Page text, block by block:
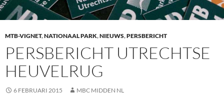
MTB-VIGNET,NATIONAAL PARK,NIEUWS,PERSBERICHT
PERSBERICHT UTRECHTSE
HEUVELRUG
6 FEBRUARI 2015 MBC MIDDEN NL